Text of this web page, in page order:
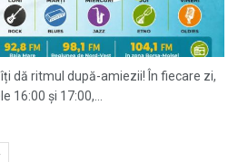
dă ritmul după-amiezii! În fiecare zi,
16:00 și 17:00,...